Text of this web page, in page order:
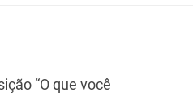
“O que você